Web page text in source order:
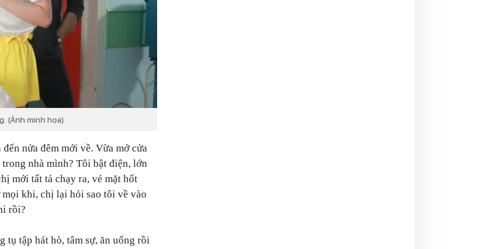
(Ảnh minh họa)
nửa đêm mới về. Vừa mở cửa
nhà mình? Tôi bật điện, lớn
mới tất tả chạy ra, vẻ mặt hốt
khi, chị lại hỏi sao tôi về vào
rồi?
tụ tập hát hò, tâm sự, ăn uống rồi